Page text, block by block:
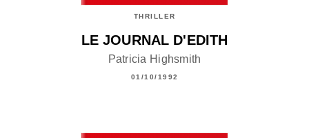
THRILLER
LE JOURNAL D'EDITH
Patricia Highsmith
01/10/1992